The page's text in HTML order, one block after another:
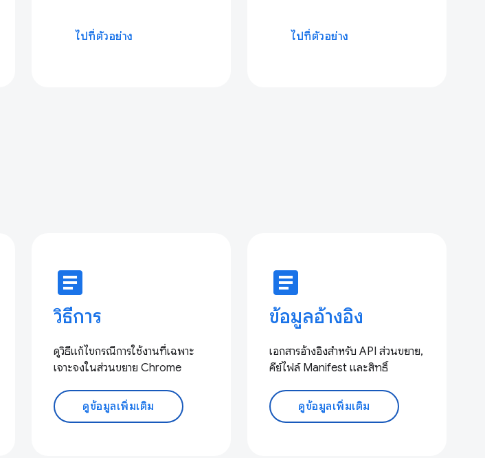
ไปที่ตัวอย่าง ไปที่ตัวอย่าง
article
วิธีการ
ดูวิธีแก้ไขกรณีการใช้งานที่เฉพาะ
เจาะจงในส่วนขยาย Chrome
ดูข้อมูลเพิ่มเติม
article
ข้อมูลอ้างอิง
เอกสารอ้างอิงสำหรับ API ส่วนขยาย,
คีย์ไฟล์ Manifest และสิทธิ์
ดูข้อมูลเพิ่มเติม